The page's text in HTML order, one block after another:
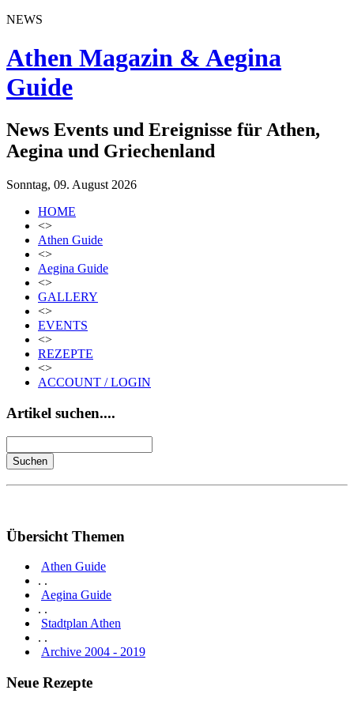
NEWS
Athen Magazin & Aegina
Guide
News Events und Ereignisse für Athen,
Aegina und Griechenland
Sonntag, 09. August 2026
HOME
<>
Athen Guide
<>
Aegina Guide
<>
GALLERY
<>
EVENTS
<>
REZEPTE
<>
ACCOUNT / LOGIN
Artikel suchen....
Übersicht Themen
Athen Guide
. .
Aegina Guide
. .
Stadtplan Athen
. .
Archive 2004 - 2019
Neue Rezepte